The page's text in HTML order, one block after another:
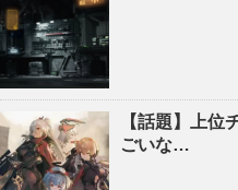
【話題】上位
ごいな…